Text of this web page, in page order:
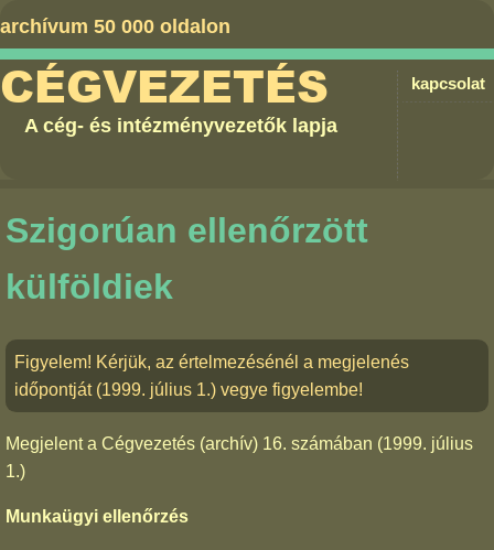
archívum 50 000 oldalon
kapcsolat
CÉGVEZETÉS
A cég- és intézményvezetők lapja
Szigorúan ellenőrzött
külföldiek
Figyelem! Kérjük, az értelmezésénél a megjelenés
időpontját (1999. július 1.) vegye figyelembe!
Megjelent a Cégvezetés (archív) 16. számában (1999. július
1.)
Munkaügyi ellenőrzés